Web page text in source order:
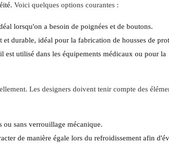
Voici quelques options courantes :
lorsqu'on a besoin de poignées et de boutons.
et durable, idéal pour la fabrication de housses de
est utilisé dans les équipements médicaux ou pour la
Les designers doivent tenir compte des
ou sans verrouillage mécanique.
de manière égale lors du refroidissement afin